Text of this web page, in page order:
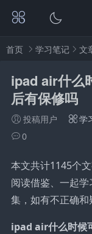
首页 学习笔记 文
ipad air什么
后有保修吗
投稿用户 学
0
本文共计1145个
阅读借鉴、一起
集，如有不正确和
ipad air什么时候